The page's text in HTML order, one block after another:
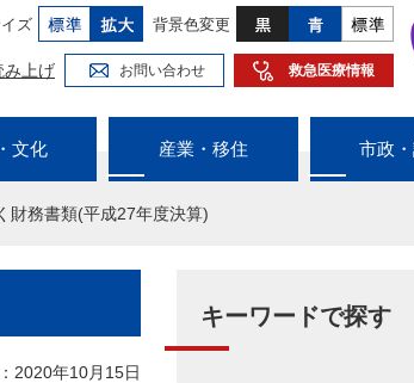
ズ 背景色変更
み上げ お問い合わせ 救急医療情報
文化 産業・移住 市政
財務書類(平成27年度決算)
2020年10月15日
キーワードで探す